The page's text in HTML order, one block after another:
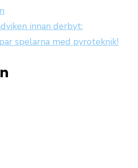
innan derbyt:
spelarna med pyroteknik!